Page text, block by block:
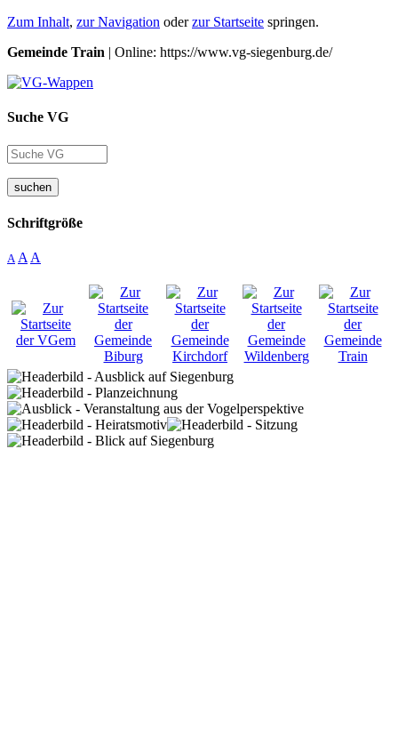
Zum Inhalt, zur Navigation oderzur Startseite springen.
Gemeinde Train | Online: https://www.vg-siegenburg.de/
Suche VG
suchen
Schriftgröße
A A A